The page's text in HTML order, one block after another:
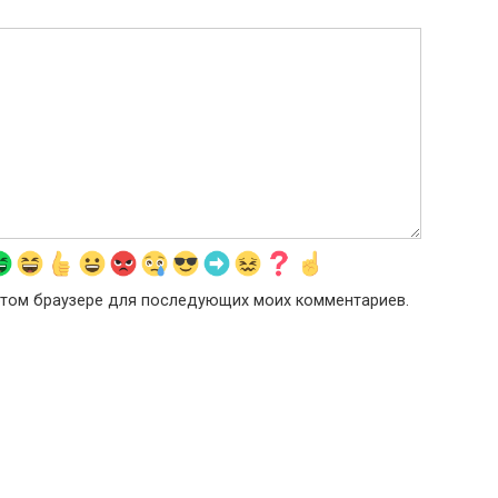
браузере для последующих моих комментариев.